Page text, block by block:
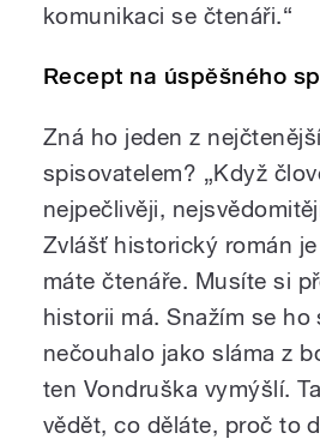
komunikaci se čtenáři.“
Recept na úspěšného
Zná ho jeden z
spisovatelem? „Když
nejpečlivěji,
Zvlášť historický román
máte čtenáře. Musíte si
historii má. Snažím se
nečouhalo jako sláma z
ten Vondruška vymýšlí.
vědět, co děláte, proč to